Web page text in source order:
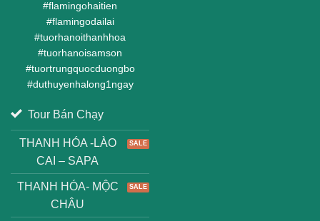
#flamingohaitien
#flamingodailai
#tuorhanoithanhhoa
#tuorhanoisamson
#tuortrungquocduongbo
#duthuyenhalong1ngay
Tour Bán Chạy
THANH HÓA -LÀO
CAI – SAPA
THANH HÓA- MỘC
CHÂU